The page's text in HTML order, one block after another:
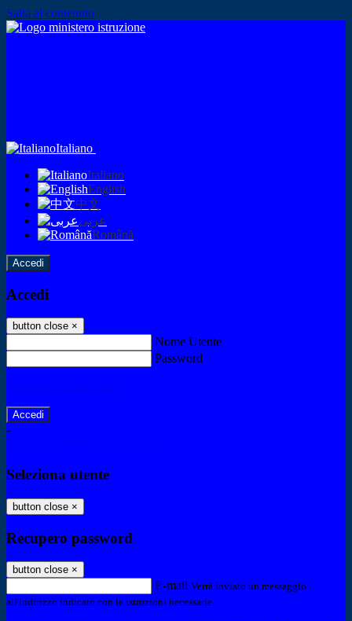
Salta al contenuto
Italiano
Italiano
English
中文
عربى
Română
Accedi
Accedi
button close ×
Nome Utente
Password
-
Seleziona utente
button close ×
Recupero password
button close ×
E-mail Verrà inviato un messaggio
all'indirizzo indicato con le istruzioni necessarie.